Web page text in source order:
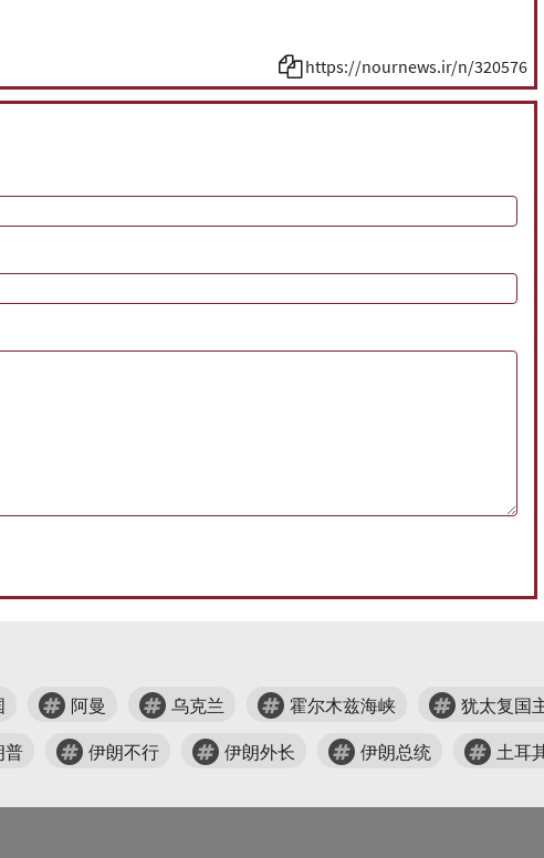
https://nournews.ir/n/320576
阿曼 乌克兰 霍尔木兹海峡 犹太复国
普 伊朗不行 伊朗外长 伊朗总统 土耳